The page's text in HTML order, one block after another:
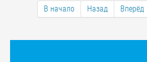
В начало Назад Вперёд